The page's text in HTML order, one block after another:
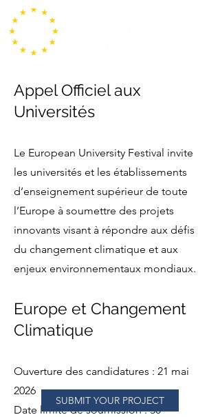
Appel Officiel aux
Universités
Le European University Festival invite
les universités et les établissements
d’enseignement supérieur de toute
l’Europe à soumettre des projets
innovants visant à répondre aux défis
du changement climatique et aux
enjeux environnementaux mondiaux.
Europe et Changement
Climatique
Ouverture des candidatures : 21 mai
2026
Date limite de soumission : 30
SUBMIT YOUR PROJECT